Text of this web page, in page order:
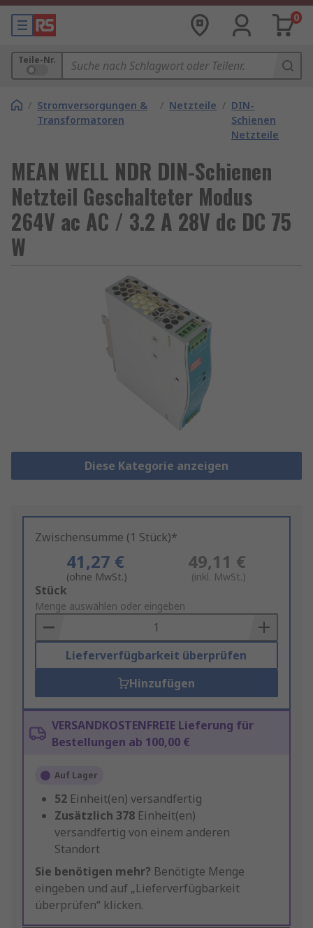
0
Teile-Nr.
/ Stromversorgungen &
Transformatoren
/ Netzteile / DIN-
Schienen
Netzteile
MEAN WELL NDR DIN-Schienen
Netzteil Geschalteter Modus
264V ac AC / 3.2 A 28V dc DC 75
W
Diese Kategorie anzeigen
Zwischensumme (1 Stück)*
41,27 €
(ohne MwSt.)
49,11 €
(inkl. MwSt.)
Add
to
Basket
Stück
Menge auswählen oder eingeben
Lieferverfügbarkeit überprüfen
Hinzufügen
VERSANDKOSTENFREIE Lieferung für
Bestellungen ab 100,00 €
Auf Lager
52 Einheit(en) versandfertig
Zusätzlich 378 Einheit(en)
versandfertig von einem anderen
Standort
Sie benötigen mehr? Benötigte Menge
eingeben und auf „Lieferverfügbarkeit
überprüfen“ klicken.